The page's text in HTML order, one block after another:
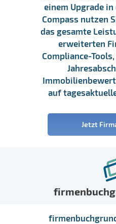
einem Upgrade
Compass nutzen
das gesamte
erweiterten
Compliance-
auf
Jetzt